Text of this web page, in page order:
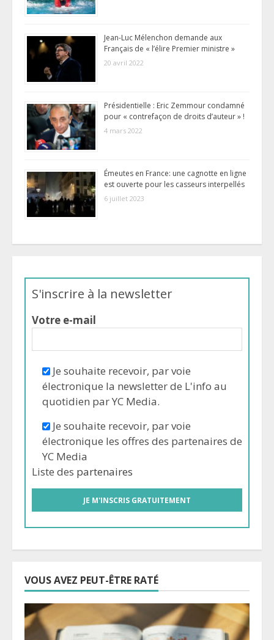
Jean-Luc Mélenchon demande aux
Français de « l’élire Premier ministre »
20 avril 2022
Présidentielle : Eric Zemmour condamné
pour « contrefaçon de droits d’auteur » !
4 mars 2022
Émeutes en France: une cagnotte en ligne
est ouverte pour les casseurs interpellés
6 juillet 2023
S'inscrire à la newsletter
Votre e-mail
Je souhaite recevoir, par voie
électronique la newsletter de L'info au
quotidien par YC Media.
Je souhaite recevoir, par voie
électronique les offres des partenaires de
YC Media
Liste des partenaires
VOUS AVEZ PEUT-ÊTRE RATÉ